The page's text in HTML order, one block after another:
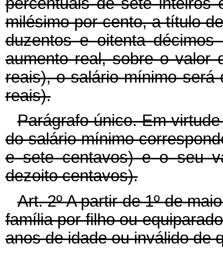
milésimo por cento, a título
duzentos e oitenta
aumento real, sobre o valor
reais), o salário mínimo será
reais).
Parágrafo único. Em
do salário mínimo
e sete centavos) e o seu
dezoito centavos).
Art. 2º A partir de 1º de
família por filho ou
anos de idade ou inválido de